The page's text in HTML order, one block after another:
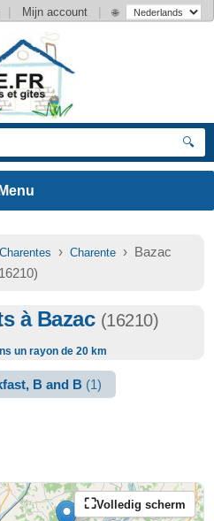
| Mijn account | 🌐
🔍
› Charente › Bazac
à Bazac (16210)
un rayon de 20 km
B and B (1)
Volledig scherm